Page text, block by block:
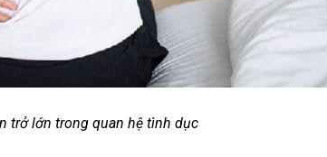
trở lớn trong quan hệ tình dục